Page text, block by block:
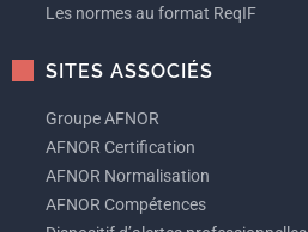
Les normes au format ReqIF
SITES ASSOCIÉS
Groupe AFNOR
AFNOR Certification
AFNOR Normalisation
AFNOR Compétences